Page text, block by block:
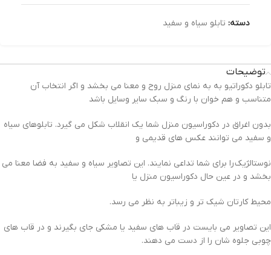
دسته: تابلو سیاه و سفید
توضیحات
تابلو دکوراتیو به به نمای منزل روح و معنا می بخشد و اگر انتخاب آن
متناسب و هم خوان با رنگ و سبک سایر وسایل باشد
بدون اغراق در دکوراسیون منزل شما یک انقلاب شکل می گیرد. تابلوهای سیاه
و سفید می توانند عکس های قدیمی و
نوستالژیک را برای شما تداعی نمایند. این تصاویر سیاه و سفید به فضا معنا می
بخشد و در عین حال دکوراسیون منزل یا
محیط کارتان شیک تر و زیباتر به نظر می رسد.
این تصاویر می بایست در قاب های سفید یا مشکی جای بگیرند و در قاب های
چوبی جلوه شان را از دست می دهند.